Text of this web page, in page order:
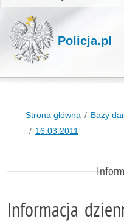
Policja.pl
Strona główna Bazy
16.03.2011
Informacja